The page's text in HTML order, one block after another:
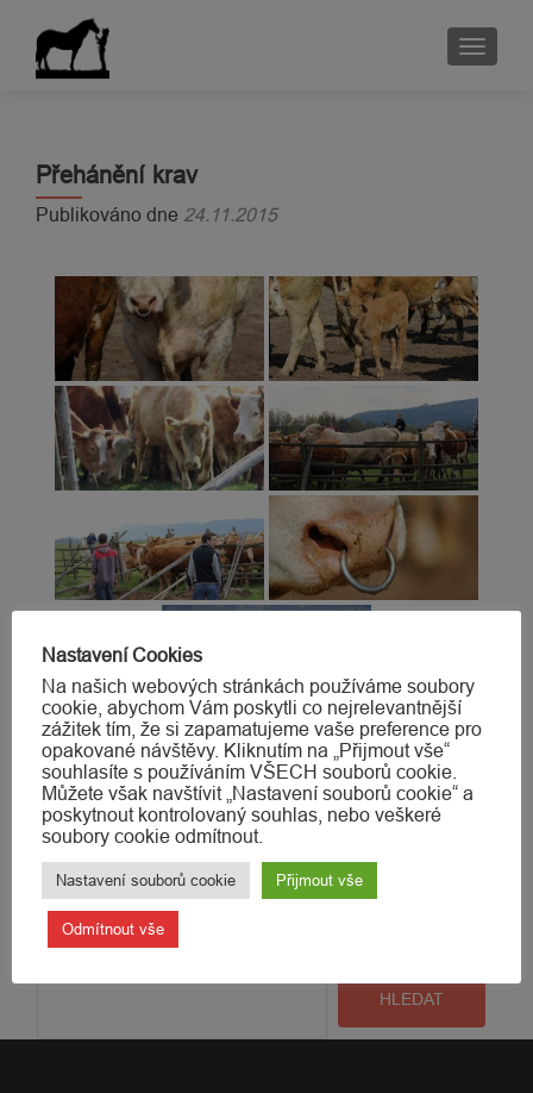
Přehánění krav
Publikováno dne 24.11.2015
Tento záznam byl publikován v . Uložitodkazdo
záložek.
Navigace
pro
HLEDAT
Nastavení Cookies
Na našich webových stránkách používáme soubory
cookie, abychom Vám poskytli co nejrelevantnější
zážitek tím, že si zapamatujeme vaše preference pro
opakované návštěvy. Kliknutím na „Přijmout vše“
souhlasíte s používáním VŠECH souborů cookie.
Můžete však navštívit „Nastavení souborů cookie“ a
poskytnout kontrolovaný souhlas, nebo veškeré
soubory cookie odmítnout.
Nastavení souborů cookie Přijmout vše
Odmítnout vše